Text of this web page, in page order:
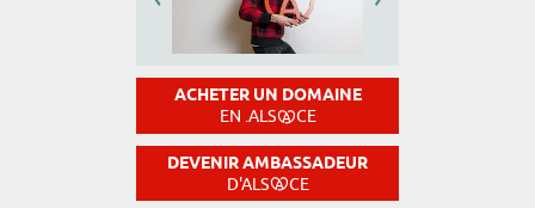
ACHETER UN DOMAINE
EN .ALS CE
DEVENIR AMBASSADEUR
D'ALS CE